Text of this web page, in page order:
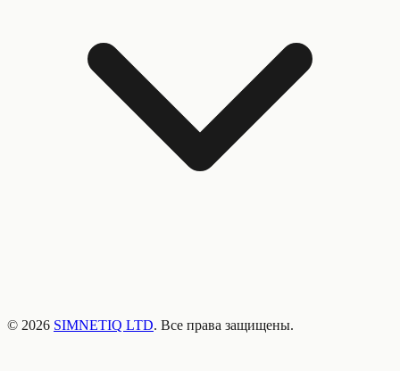
© 2026 SIMNETIQ LTD. Все права защищены.